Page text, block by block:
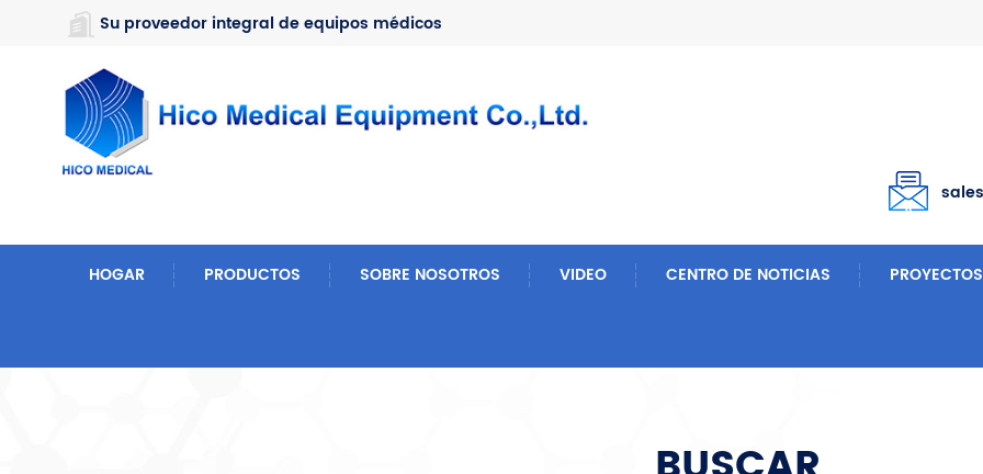
https://www.microsoft.com/en-us/microsoft-teams/log-in
Su proveedor integral de equipos médicos
HOGAR PRODUCTOS SOBRE NOSOTROS VIDEO CENTRO DE NOTICIAS PROYECTOS